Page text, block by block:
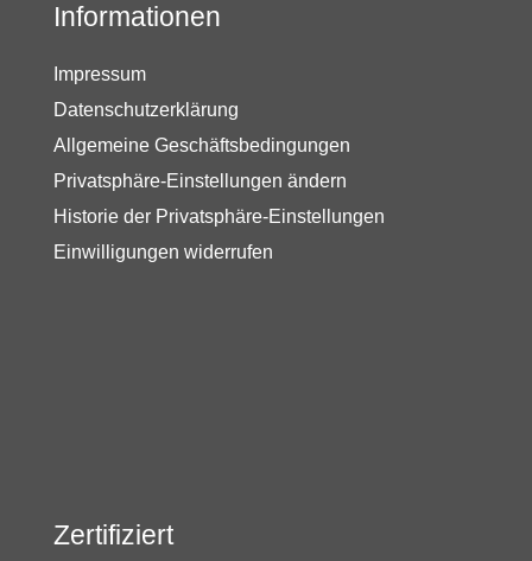
Informationen
Impressum
Datenschutzerklärung
Allgemeine Geschäftsbedingungen
Privatsphäre-Einstellungen ändern
Historie der Privatsphäre-Einstellungen
Einwilligungen widerrufen
Zertifiziert